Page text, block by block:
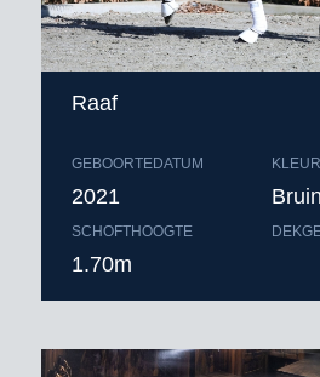
Raaf
GEBOORTEDATUM
2021
SCHOFTHOOGTE
1.70m
KLEUR
Bruin